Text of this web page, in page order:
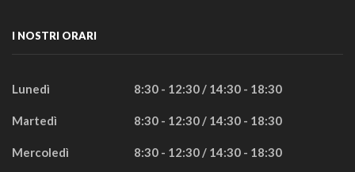
I NOSTRI ORARI
Lunedì 8:30 - 12:30 / 14:30 - 18:30
Martedì 8:30 - 12:30 / 14:30 - 18:30
Mercoledì 8:30 - 12:30 / 14:30 - 18:30